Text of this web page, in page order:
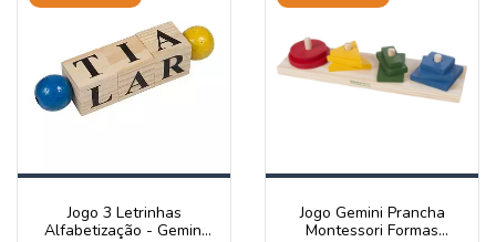
Jogo 3 Letrinhas
Alfabetização - Gemini
Jogo Gemini Prancha
Montessori Formas